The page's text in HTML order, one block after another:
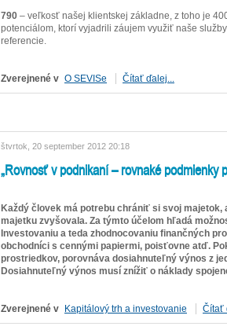
790 – veľkosť našej klientskej základne, z toho je
potenciálom, ktorí vyjadrili záujem využiť naše
referencie.
Zverejnené v O SEVISe Čítať ďalej...
štvrtok, 20 september 2012 20:18
„Rovnosť v podnikaní – rovnaké podmienky
Každý človek má potrebu chrániť si svoj majetok,
majetku zvyšovala. Za týmto účelom hľadá
Investovaniu a teda zhodnocovaniu finančných
obchodníci s cennými papiermi, poisťovne atď.
prostriedkov, porovnáva dosiahnuteľný výnos z
Dosiahnuteľný výnos musí znížiť o náklady
Zverejnené v Kapitálový trh a investovanie Čítať